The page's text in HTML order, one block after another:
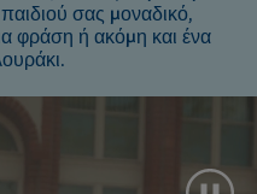
σας μοναδικό,
φράση ή ακόμη και ένα